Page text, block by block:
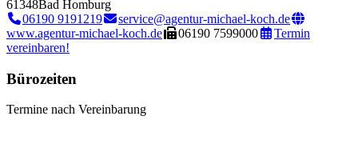
61348Bad Homburg
06190 9191219
service@agentur-michael-koch.de
www.agentur-michael-koch.de
06190 7599000
Termin
vereinbaren!
Bürozeiten
Termine nach Vereinbarung